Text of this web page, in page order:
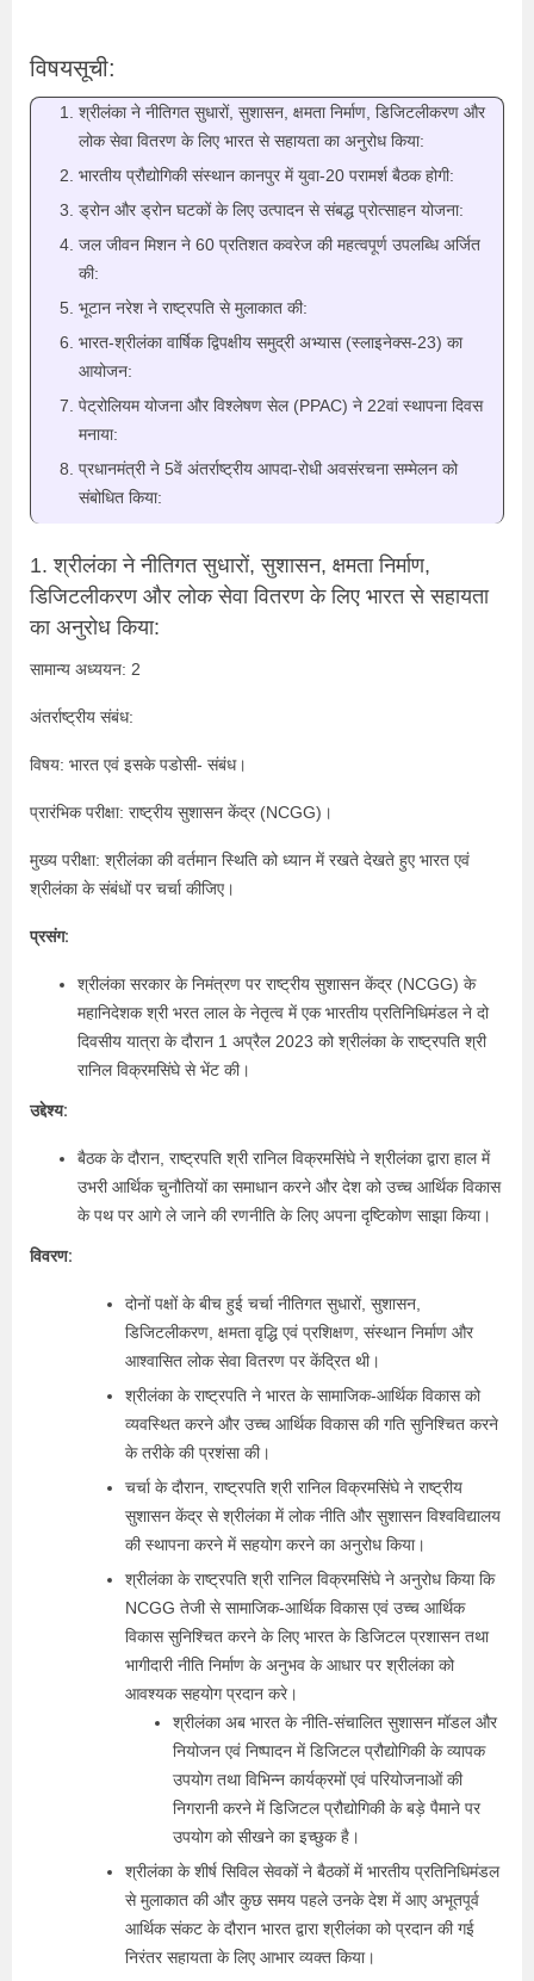
विषयसूची:
श्रीलंका ने नीतिगत सुधारों, सुशासन, क्षमता निर्माण, डिजिटलीकरण और
लोक सेवा वितरण के लिए भारत से सहायता का अनुरोध किया:
भारतीय प्रौद्योगिकी संस्थान कानपुर में युवा-20 परामर्श बैठक होगी:
ड्रोन और ड्रोन घटकों के लिए उत्पादन से संबद्ध प्रोत्साहन योजना:
जल जीवन मिशन ने 60 प्रतिशत कवरेज की महत्‍वपूर्ण उपलब्धि अर्जित
की:
भूटान नरेश ने राष्ट्रपति से मुलाकात की:
भारत-श्रीलंका वार्षिक द्विपक्षीय समुद्री अभ्यास (स्लाइनेक्स-23) का
आयोजन:
पेट्रोलियम योजना और विश्लेषण सेल (PPAC) ने 22वां स्थापना दिवस
मनाया:
प्रधानमंत्री ने 5वें अंतर्राष्ट्रीय आपदा-रोधी अवसंरचना सम्मेलन को
संबोधित किया:
1. श्रीलंका ने नीतिगत सुधारों, सुशासन, क्षमता निर्माण,
डिजिटलीकरण और लोक सेवा वितरण के लिए भारत से सहायता
का अनुरोध किया:
सामान्य अध्ययन: 2
अंतर्राष्ट्रीय संबंध:
विषय: भारत एवं इसके पडोसी- संबंध।
प्रारंभिक परीक्षा: राष्ट्रीय सुशासन केंद्र (NCGG)।
मुख्य परीक्षा: श्रीलंका की वर्तमान स्थिति को ध्यान में रखते देखते हुए भारत एवं
श्रीलंका के संबंधों पर चर्चा कीजिए।
प्रसंग:
श्रीलंका सरकार के निमंत्रण पर राष्ट्रीय सुशासन केंद्र (NCGG) के
महानिदेशक श्री भरत लाल के नेतृत्व में एक भारतीय प्रतिनिधिमंडल ने दो
दिवसीय यात्रा के दौरान 1 अप्रैल 2023 को श्रीलंका के राष्ट्रपति श्री
रानिल विक्रमसिंघे से भेंट की।
उद्देश्य:
बैठक के दौरान, राष्ट्रपति श्री रानिल विक्रमसिंघे ने श्रीलंका द्वारा हाल में
उभरी आर्थिक चुनौतियों का समाधान करने और देश को उच्च आर्थिक विकास
के पथ पर आगे ले जाने की रणनीति के लिए अपना दृष्टिकोण साझा किया।
विवरण:
दोनों पक्षों के बीच हुई चर्चा नीतिगत सुधारों, सुशासन,
डिजिटलीकरण, क्षमता वृद्धि एवं प्रशिक्षण, संस्थान निर्माण और
आश्वासित लोक सेवा वितरण पर केंद्रित थी।
श्रीलंका के राष्ट्रपति ने भारत के सामाजिक-आर्थिक विकास को
व्यवस्थित करने और उच्च आर्थिक विकास की गति सुनिश्चित करने
के तरीके की प्रशंसा की।
चर्चा के दौरान, राष्ट्रपति श्री रानिल विक्रमसिंघे ने राष्ट्रीय
सुशासन केंद्र से श्रीलंका में लोक नीति और सुशासन विश्वविद्यालय
की स्थापना करने में सहयोग करने का अनुरोध किया।
श्रीलंका के राष्ट्रपति श्री रानिल विक्रमसिंघे ने अनुरोध किया कि
NCGG तेजी से सामाजिक-आर्थिक विकास एवं उच्च आर्थिक
विकास सुनिश्चित करने के लिए भारत के डिजिटल प्रशासन तथा
भागीदारी नीति निर्माण के अनुभव के आधार पर श्रीलंका को
आवश्यक सहयोग प्रदान करे।
श्रीलंका अब भारत के नीति-संचालित सुशासन मॉडल और
नियोजन एवं निष्पादन में डिजिटल प्रौद्योगिकी के व्यापक
उपयोग तथा विभिन्न कार्यक्रमों एवं परियोजनाओं की
निगरानी करने में डिजिटल प्रौद्योगिकी के बड़े पैमाने पर
उपयोग को सीखने का इच्छुक है।
श्रीलंका के शीर्ष सिविल सेवकों ने बैठकों में भारतीय प्रतिनिधिमंडल
से मुलाकात की और कुछ समय पहले उनके देश में आए अभूतपूर्व
आर्थिक संकट के दौरान भारत द्वारा श्रीलंका को प्रदान की गई
निरंतर सहायता के लिए आभार व्यक्त किया।